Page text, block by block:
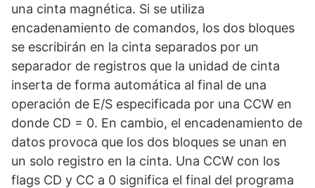
una cinta magnética. Si se utiliza
encadenamiento de comandos, los dos bloques
se escribirán en la cinta separados por un
separador de registros que la unidad de cinta
inserta de forma automática al final de una
operación de E/S especificada por una CCW en
donde CD = 0. En cambio, el encadenamiento de
datos provoca que los dos bloques se unan en
un solo registro en la cinta. Una CCW con los
flags CD y CC a 0 significa el final del programa